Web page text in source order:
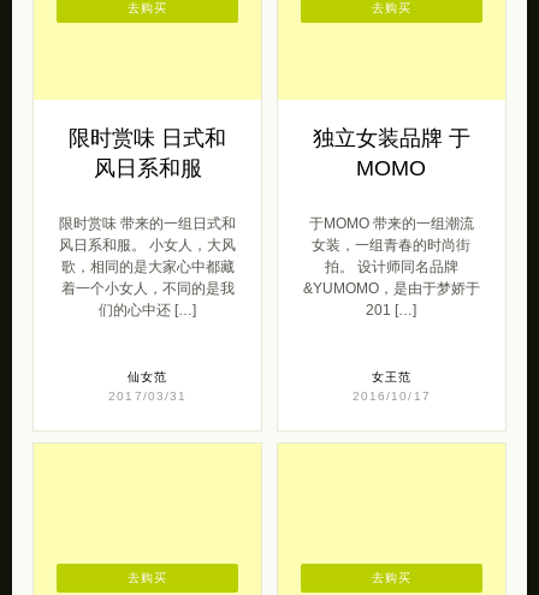
限时赏味 日式和
风日系和服
限时赏味 带来的一组日式和
风日系和服。 小女人，大风
歌，相同的是大家心中都藏
着一个小女人，不同的是我
们的心中还 […]
仙女范
2017/03/31
去购买
独立女装品牌 于
MOMO
于MOMO 带来的一组潮流
女装，一组青春的时尚街
拍。 设计师同名品牌
&YUMOMO，是由于梦娇于
201 […]
女王范
2016/10/17
去购买
去购买 去购买